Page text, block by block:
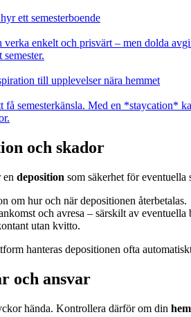
ett semesterboende
verka enkelt och prisvärt – men dolda
till upplevelser nära hemmet
semesterkänsla. Med en *staycation*
och skador
en deposition som säkerhet för
om hur och när depositionen återbetalas.
och avresa – särskilt av eventuella
utan kvitto.
hanteras depositionen ofta
och ansvar
hända. Kontrollera därför om din